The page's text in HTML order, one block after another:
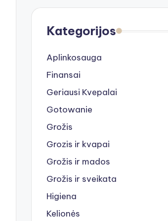
Kategorijos
Aplinkosauga
Finansai
Geriausi Kvepalai
Gotowanie
Grožis
Grozis ir kvapai
Grožis ir mados
Grožis ir sveikata
Higiena
Kelionės